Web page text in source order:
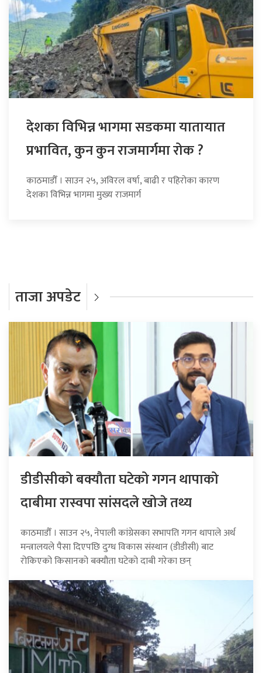
देशका विभिन्न भागमा सडकमा यातायात
प्रभावित, कुन कुन राजमार्गमा रोक ?
काठमाडौँ । साउन २५, अविरल वर्षा, बाढी र पहिरोका कारण
देशका विभिन्न भागमा मुख्य राजमार्ग
ताजा अपडेट
डीडीसीको बक्यौता घटेको गगन थापाको
दाबीमा रास्वपा सांसदले खोजे तथ्य
काठमाडौँ । साउन २५, नेपाली कांग्रेसका सभापति गगन थापाले अर्थ
मन्त्रालयले पैसा दिएपछि दुग्ध विकास संस्थान (डीडीसी) बाट
रोकिएको किसानको बक्यौता घटेको दाबी गरेका छन्